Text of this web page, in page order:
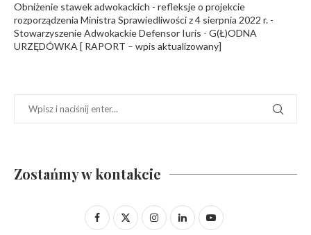
Obniżenie stawek adwokackich - refleksje o projekcie
rozporządzenia Ministra Sprawiedliwości z 4 sierpnia 2022 r. -
Stowarzyszenie Adwokackie Defensor Iuris - G(Ł)ODNA
URZĘDÓWKA [ RAPORT – wpis aktualizowany]
Zostańmy w kontakcie